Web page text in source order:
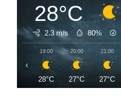
28°C
2.3 m/s 80%
19:00
28°C
20:00
27°C
21:00
27°C
‹